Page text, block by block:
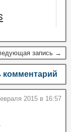
запись →
комментарий
2015 в 16:57